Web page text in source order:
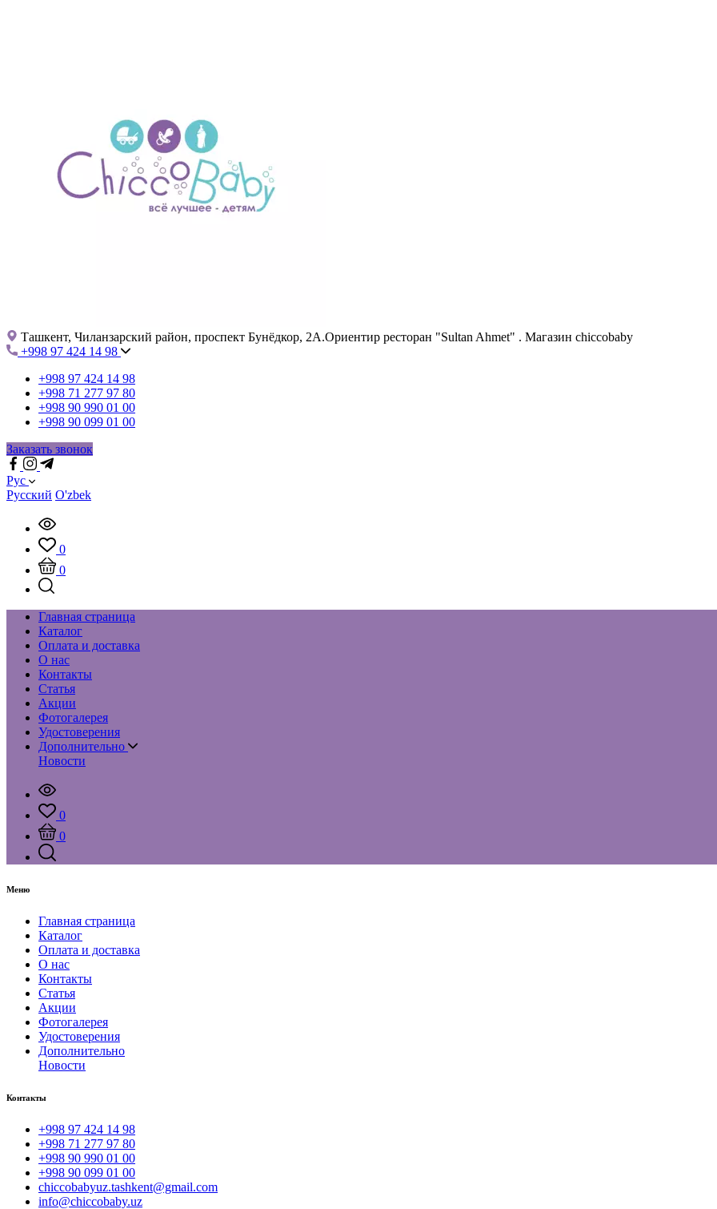
Ташкент, Чиланзарский район, проспект Бунёдкор, 2А.Ориентир ресторан "Sultan Ahmet" . Магазин chiccobaby
+998 97 424 14 98
+998 97 424 14 98
+998 71 277 97 80
+998 90 990 01 00
+998 90 099 01 00
Заказать звонок
Рус
Русский O'zbek
0
0
Главная страница
Каталог
Оплата и доставка
О нас
Контакты
Статья
Акции
Фотогалерея
Удостоверения
Дополнительно
Новости
0
0
Меню
Главная страница
Каталог
Оплата и доставка
О нас
Контакты
Статья
Акции
Фотогалерея
Удостоверения
Дополнительно
Новости
Контакты
+998 97 424 14 98
+998 71 277 97 80
+998 90 990 01 00
+998 90 099 01 00
chiccobabyuz.tashkent@gmail.com
info@chiccobaby.uz